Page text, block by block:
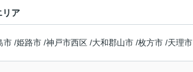
リア
市 /姫路市 /神戸市西区 /大和郡山市 /枚方市 /天理市